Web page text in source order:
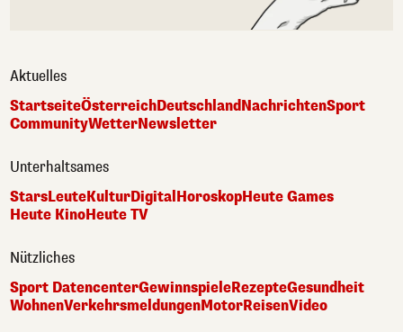
Aktuelles
StartseiteÖsterreichDeutschlandNachrichtenSport
CommunityWetterNewsletter
Unterhaltsames
StarsLeuteKulturDigital HoroskopHeute Games
Heute KinoHeute TV
Nützliches
Sport DatencenterGewinnspieleRezepteGesundheit
WohnenVerkehrsmeldungenMotorReisenVideo